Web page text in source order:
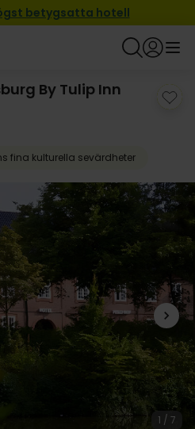
betygsatta hotell
By Tulip Inn
fina kulturella sevärdheter
1 / 7